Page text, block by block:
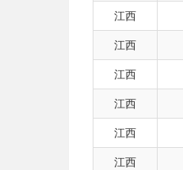
江西
江西
江西
江西
江西
江西